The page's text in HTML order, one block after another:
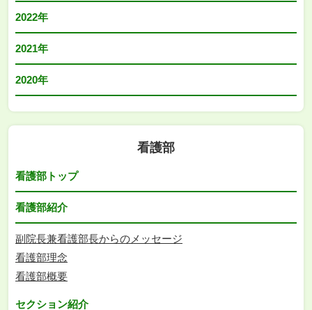
2022年
2021年
2020年
看護部
看護部トップ
看護部紹介
副院長兼看護部長からのメッセージ
看護部理念
看護部概要
セクション紹介